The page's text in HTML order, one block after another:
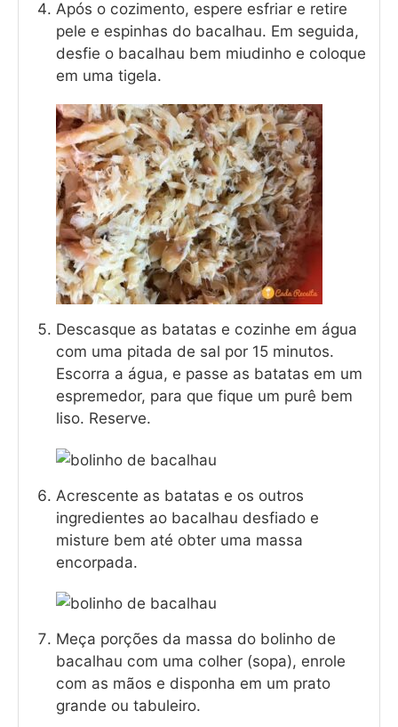
Após o cozimento, espere esfriar e retire
pele e espinhas do bacalhau. Em seguida,
desfie o bacalhau bem miudinho e coloque
em uma tigela.
Descasque as batatas e cozinhe em água
com uma pitada de sal por 15 minutos.
Escorra a água, e passe as batatas em um
espremedor, para que fique um purê bem
liso. Reserve.
Acrescente as batatas e os outros
ingredientes ao bacalhau desfiado e
misture bem até obter uma massa
encorpada.
Meça porções da massa do bolinho de
bacalhau com uma colher (sopa), enrole
com as mãos e disponha em um prato
grande ou tabuleiro.